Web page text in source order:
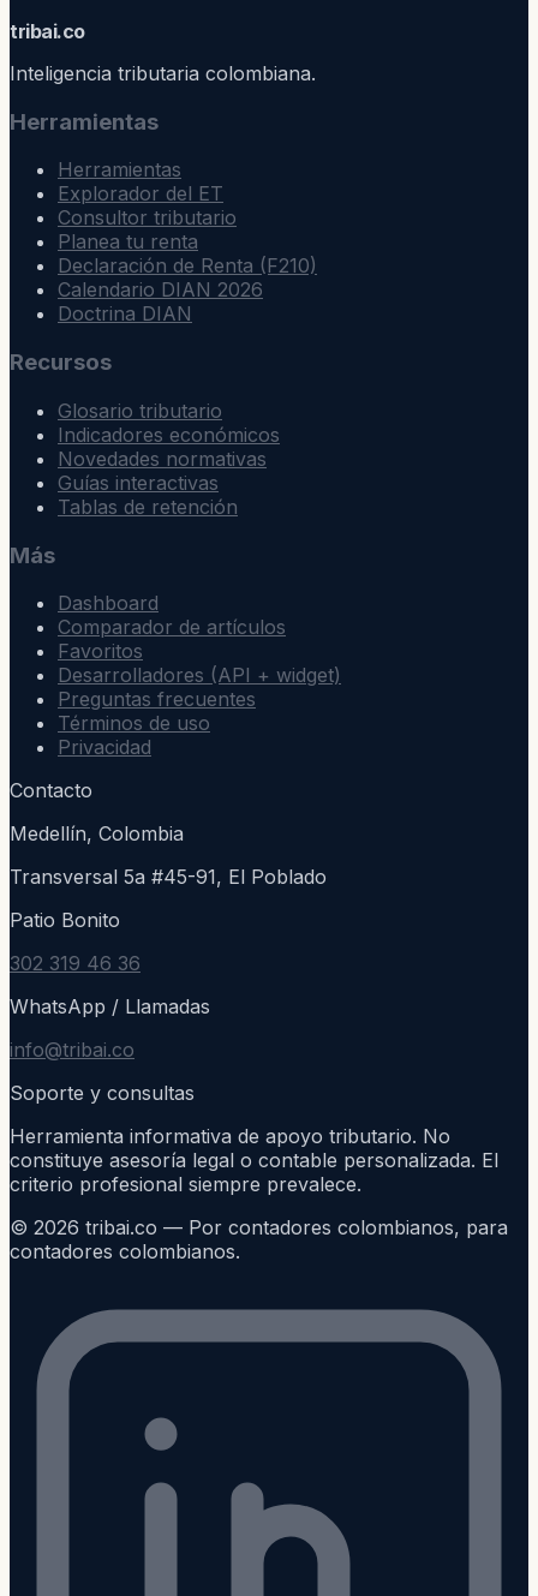
tribai.co
Inteligencia tributaria colombiana.
Herramientas
Herramientas
Explorador del ET
Consultor tributario
Planea tu renta
Declaración de Renta (F210)
Calendario DIAN 2026
Doctrina DIAN
Recursos
Glosario tributario
Indicadores económicos
Novedades normativas
Guías interactivas
Tablas de retención
Más
Dashboard
Comparador de artículos
Favoritos
Desarrolladores (API + widget)
Preguntas frecuentes
Términos de uso
Privacidad
Contacto
Medellín, Colombia
Transversal 5a #45-91, El Poblado
Patio Bonito
302 319 46 36
WhatsApp / Llamadas
info@tribai.co
Soporte y consultas
Herramienta informativa de apoyo tributario. No
constituye asesoría legal o contable personalizada. El
criterio profesional siempre prevalece.
© 2026 tribai.co — Por contadores colombianos, para
contadores colombianos.